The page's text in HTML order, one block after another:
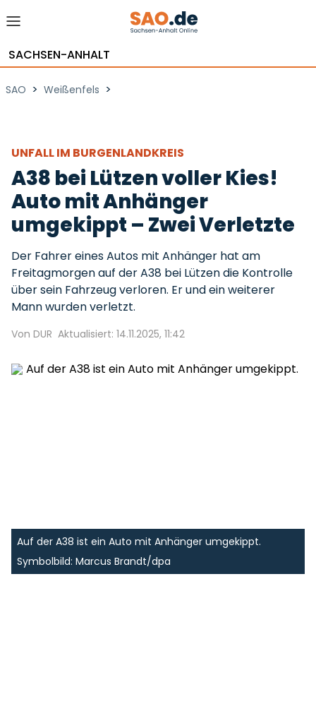
SACHSEN-ANHALT
SAO > Weißenfels >
UNFALL IM BURGENLANDKREIS
A38 bei Lützen voller Kies!
Auto mit Anhänger
umgekippt – Zwei Verletzte
Der Fahrer eines Autos mit Anhänger hat am
Freitagmorgen auf der A38 bei Lützen die Kontrolle
über sein Fahrzeug verloren. Er und ein weiterer
Mann wurden verletzt.
Von DUR Aktualisiert: 14.11.2025, 11:42
Auf der A38 ist ein Auto mit Anhänger umgekippt.
Symbolbild: Marcus Brandt/dpa